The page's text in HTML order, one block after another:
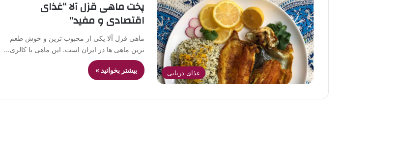
غذای دریایی
پخت ماهی قزل آلا “غذای
اقتصادی و مفید”
ماهی قزل آلا یکی از محبوب ترین و خوش طعم
ترین ماهی ها در ایران است. این ماهی با کالری…
بیشتر بخوانید »